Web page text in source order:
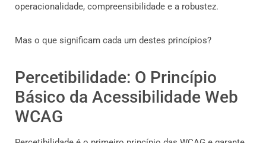
operacionalidade, compreensibilidade e a robustez.
Mas o que significam cada um destes princípios?
Percetibilidade: O Princípio
Básico da Acessibilidade Web
WCAG